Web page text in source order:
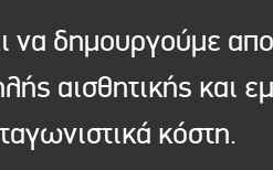
να δημουργούμε
αισθητικής και
κόστη.